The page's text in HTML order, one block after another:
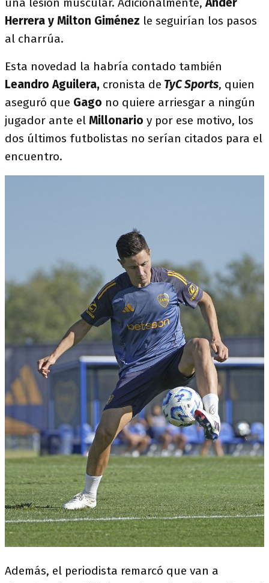
Herrera y Milton Giménez le seguirían los pasos
al charrúa.
Esta novedad la habría contado también
Leandro Aguilera, cronista de TyC Sports, quien
aseguró que Gago no quiere arriesgar a ningún
jugador ante el Millonario y por ese motivo, los
dos últimos futbolistas no serían citados para el
encuentro.
Además, el periodista remarcó que van a